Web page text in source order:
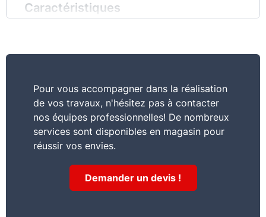
Caractéristiques
kraft
Commentaire
Panneau déroulé semi-rigide à très haute
performance thermique revêtu d'un surfaçage
kraft.
Pour vous accompagner dans la réalisation
de vos travaux, n'hésitez pas à contacter
nos équipes professionnelles! De nombreux
services sont disponibles en magasin pour
réussir vos envies.
Demander un devis !